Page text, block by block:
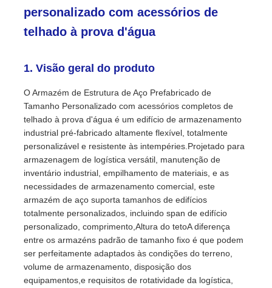
Sobre Nós
Controle de Qualidade
Contacte-nos
Notícias
Casos
Blogue
Solicitar Orçamento
personalizado com acessórios de
telhado à prova d'água
1. Visão geral do produto
O Armazém de Estrutura de Aço Prefabricado de
Tamanho Personalizado com acessórios completos de
telhado à prova d'água é um edifício de armazenamento
industrial pré-fabricado altamente flexível, totalmente
personalizável e resistente às intempéries.Projetado para
armazenagem de logística versátil, manutenção de
inventário industrial, empilhamento de materiais, e as
necessidades de armazenamento comercial, este
armazém de aço suporta tamanhos de edifícios
totalmente personalizados, incluindo span de edifício
personalizado, comprimento,Altura do tetoA diferença
entre os armazéns padrão de tamanho fixo é que podem
ser perfeitamente adaptados às condições do terreno,
volume de armazenamento, disposição dos
equipamentos,e requisitos de rotatividade da logística,